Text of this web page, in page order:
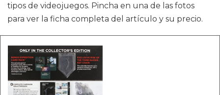
tipos de videojuegos. Pincha en una de las fotos
para ver la ficha completa del artículo y su precio.